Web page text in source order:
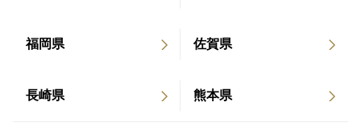
福岡県 佐賀県
長崎県 熊本県